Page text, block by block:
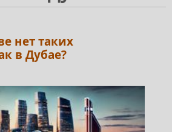
нет таких
в Дубае?